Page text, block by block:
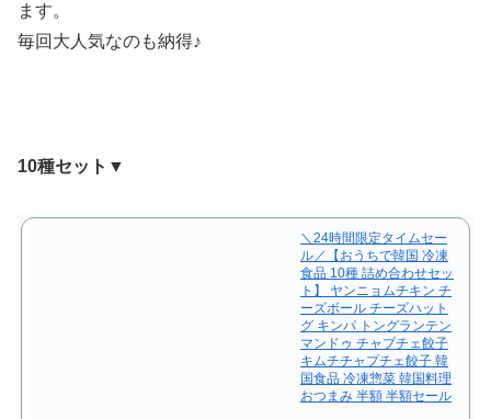
ます。
毎回大人気なのも納得♪
10種セット▼
＼24時間限定タイムセー
ル／【おうちで韓国 冷凍
食品 10種 詰め合わせセッ
ト】 ヤンニョムチキン チ
ーズボール チーズハット
グ キンパ トングランテン
マンドゥ チャプチェ餃子
キムチチャプチェ餃子 韓
国食品 冷凍惣菜 韓国料理
おつまみ 半額 半額セール